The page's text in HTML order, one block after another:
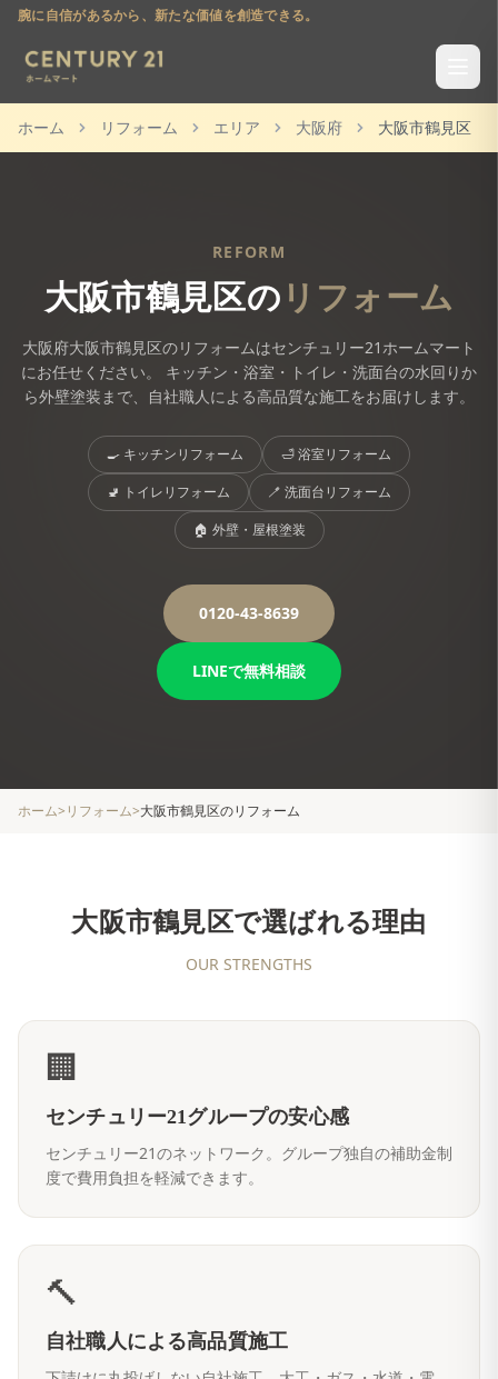
腕に自信があるから、新たな価値を創造できる。
ホーム リフォーム エリア 大阪府 大阪市鶴見区
REFORM
大阪市鶴見区の リフォーム
大阪府大阪市鶴見区のリフォームはセンチュリー21ホームマート
にお任せください。 キッチン・浴室・トイレ・洗面台の水回りか
ら外壁塗装まで、自社職人による高品質な施工をお届けします。
🍳 キッチンリフォーム 🛁浴室リフォーム
🚽 トイレリフォーム 🪥 洗面台リフォーム
🏠 外壁・屋根塗装
0120-43-8639
LINEで無料相談
ホーム> リフォーム>大阪市鶴見区のリフォーム
大阪市鶴見区で選ばれる理由
OUR STRENGTHS
🏢
センチュリー21グループの安心感
センチュリー21のネットワーク。グループ独自の補助金制
度で費用負担を軽減できます。
🔨
自社職人による高品質施工